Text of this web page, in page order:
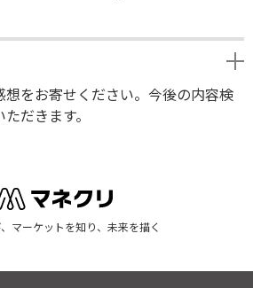
想をお寄せください。今後の内容検
だきます。
マーケットを知り、未来を描く